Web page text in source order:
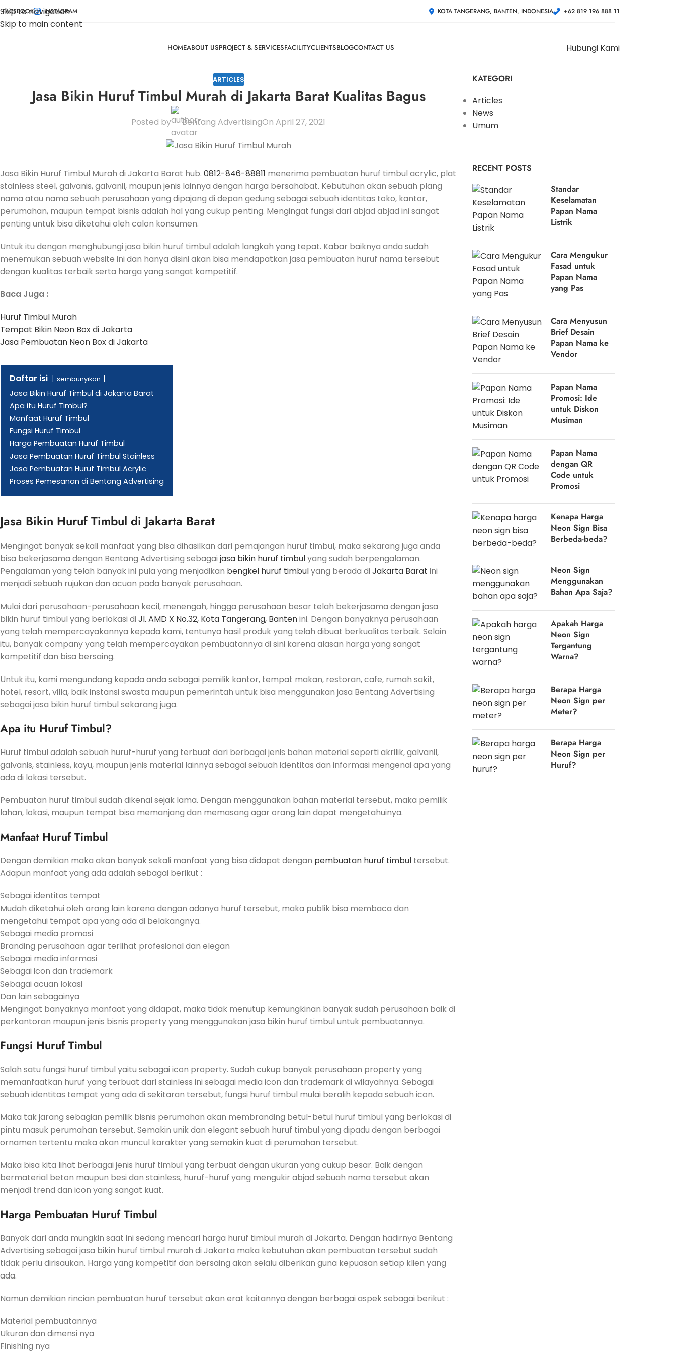
Skip to navigation
Skip to main content
FACEBOOK INSTAGRAM KOTA TANGERANG, BANTEN, INDONESIA +62 819 196 888 11
HOMEABOUT USPROJECT & SERVICESFACILITYCLIENTSBLOGCONTACT US Hubungi Kami
ARTICLES
Jasa Bikin Huruf Timbul Murah di Jakarta Barat Kualitas Bagus
Posted by Bentang AdvertisingOn April 27, 2021
Jasa Bikin Huruf Timbul Murah di Jakarta Barat hub. 0812-846-88811 menerima pembuatan huruf timbul acrylic, plat
stainless steel, galvanis, galvanil, maupun jenis lainnya dengan harga bersahabat. Kebutuhan akan sebuah plang
nama atau nama sebuah perusahaan yang dipajang di depan gedung sebagai sebuah identitas toko, kantor,
perumahan, maupun tempat bisnis adalah hal yang cukup penting. Mengingat fungsi dari abjad abjad ini sangat
penting untuk bisa diketahui oleh calon konsumen.
Untuk itu dengan menghubungi jasa bikin huruf timbul adalah langkah yang tepat. Kabar baiknya anda sudah
menemukan sebuah website ini dan hanya disini akan bisa mendapatkan jasa pembuatan huruf nama tersebut
dengan kualitas terbaik serta harga yang sangat kompetitif.
Baca Juga :
Huruf Timbul Murah
Tempat Bikin Neon Box di Jakarta
Jasa Pembuatan Neon Box di Jakarta
Daftar isi sembunyikan
Jasa Bikin Huruf Timbul di Jakarta Barat
Apa itu Huruf Timbul?
Manfaat Huruf Timbul
Fungsi Huruf Timbul
Harga Pembuatan Huruf Timbul
Jasa Pembuatan Huruf Timbul Stainless
Jasa Pembuatan Huruf Timbul Acrylic
Proses Pemesanan di Bentang Advertising
Jasa Bikin Huruf Timbul di Jakarta Barat
Mengingat banyak sekali manfaat yang bisa dihasilkan dari pemajangan huruf timbul, maka sekarang juga anda
bisa bekerjasama dengan Bentang Advertising sebagai jasa bikin huruf timbulyang sudah berpengalaman.
Pengalaman yang telah banyak ini pula yang menjadikan bengkel huruf timbulyang berada di Jakarta Barat ini
menjadi sebuah rujukan dan acuan pada banyak perusahaan.
Mulai dari perusahaan-perusahaan kecil, menengah, hingga perusahaan besar telah bekerjasama dengan jasa
bikin huruf timbul yang berlokasi di Jl. AMD X No.32, Kota Tangerang, Bantenini. Dengan banyaknya perusahaan
yang telah mempercayakannya kepada kami, tentunya hasil produk yang telah dibuat berkualitas terbaik. Selain
itu, banyak company yang telah mempercayakan pembuatannya di sini karena alasan harga yang sangat
kompetitif dan bisa bersaing.
Untuk itu, kami mengundang kepada anda sebagai pemilik kantor, tempat makan, restoran, cafe, rumah sakit,
hotel, resort, villa, baik instansi swasta maupun pemerintah untuk bisa menggunakan jasa Bentang Advertising
sebagai jasa bikin huruf timbul sekarang juga.
Apa itu Huruf Timbul?
Huruf timbul adalah sebuah huruf-huruf yang terbuat dari berbagai jenis bahan material seperti akrilik, galvanil,
galvanis, stainless, kayu, maupun jenis material lainnya sebagai sebuah identitas dan informasi mengenai apa yang
ada di lokasi tersebut.
Pembuatan huruf timbul sudah dikenal sejak lama. Dengan menggunakan bahan material tersebut, maka pemilik
lahan, lokasi, maupun tempat bisa memanjang dan memasang agar orang lain dapat mengetahuinya.
Manfaat Huruf Timbul
Dengan demikian maka akan banyak sekali manfaat yang bisa didapat dengan pembuatan huruf timbul tersebut.
Adapun manfaat yang ada adalah sebagai berikut :
Sebagai identitas tempat
Mudah diketahui oleh orang lain karena dengan adanya huruf tersebut, maka publik bisa membaca dan
mengetahui tempat apa yang ada di belakangnya.
Sebagai media promosi
Branding perusahaan agar terlihat profesional dan elegan
Sebagai media informasi
Sebagai icon dan trademark
Sebagai acuan lokasi
Dan lain sebagainya
Mengingat banyaknya manfaat yang didapat, maka tidak menutup kemungkinan banyak sudah perusahaan baik di
perkantoran maupun jenis bisnis property yang menggunakan jasa bikin huruf timbul untuk pembuatannya.
Fungsi Huruf Timbul
Salah satu fungsi huruf timbul yaitu sebagai icon property. Sudah cukup banyak perusahaan property yang
memanfaatkan huruf yang terbuat dari stainless ini sebagai media icon dan trademark di wilayahnya. Sebagai
sebuah identitas tempat yang ada di sekitaran tersebut, fungsi huruf timbul mulai beralih kepada sebuah icon.
Maka tak jarang sebagian pemilik bisnis perumahan akan membranding betul-betul huruf timbul yang berlokasi di
pintu masuk perumahan tersebut. Semakin unik dan elegant sebuah huruf timbul yang dipadu dengan berbagai
ornamen tertentu maka akan muncul karakter yang semakin kuat di perumahan tersebut.
Maka bisa kita lihat berbagai jenis huruf timbul yang terbuat dengan ukuran yang cukup besar. Baik dengan
bermaterial beton maupun besi dan stainless, huruf-huruf yang mengukir abjad sebuah nama tersebut akan
menjadi trend dan icon yang sangat kuat.
Harga Pembuatan Huruf Timbul
Banyak dari anda mungkin saat ini sedang mencari harga huruf timbul murah di Jakarta. Dengan hadirnya Bentang
Advertising sebagai jasa bikin huruf timbul murah di Jakarta maka kebutuhan akan pembuatan tersebut sudah
tidak perlu dirisaukan. Harga yang kompetitif dan bersaing akan selalu diberikan guna kepuasan setiap klien yang
ada.
Namun demikian rincian pembuatan huruf tersebut akan erat kaitannya dengan berbagai aspek sebagai berikut :
Material pembuatannya
Ukuran dan dimensi nya
Finishing nya
KATEGORI
Articles
News
Umum
RECENT POSTS
Standar
Keselamatan
Papan Nama
Listrik
Cara Mengukur
Fasad untuk
Papan Nama
yang Pas
Cara Menyusun
Brief Desain
Papan Nama ke
Vendor
Papan Nama
Promosi: Ide
untuk Diskon
Musiman
Papan Nama
dengan QR
Code untuk
Promosi
Kenapa Harga
Neon Sign Bisa
Berbeda-beda?
Neon Sign
Menggunakan
Bahan Apa Saja?
Apakah Harga
Neon Sign
Tergantung
Warna?
Berapa Harga
Neon Sign per
Meter?
Berapa Harga
Neon Sign per
Huruf?